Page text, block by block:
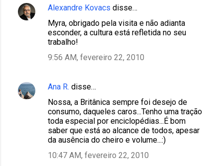
Alexandre Kovacs disse…
Myra, obrigado pela visita e não adianta
esconder, a cultura está refletida no seu
trabalho!
9:56 AM, fevereiro 22, 2010
Ana R. disse…
Nossa, a Britânica sempre foi desejo de
consumo, daqueles caros...Tenho uma tração
toda especial por enciclopédias...É bom
saber que está ao alcance de todos, apesar
da ausência do cheiro e volume...:)
10:47 AM, fevereiro 22, 2010